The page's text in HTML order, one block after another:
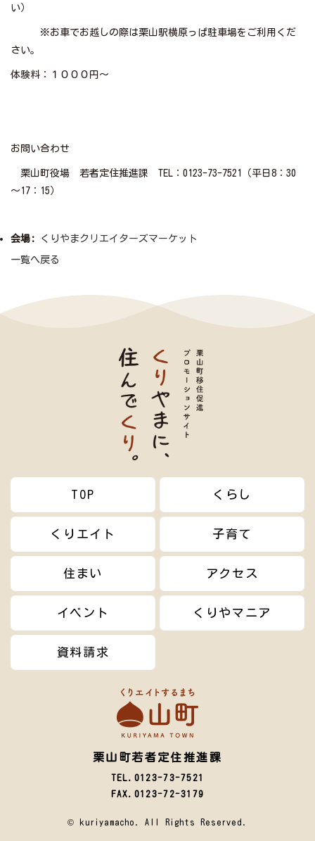
い）
※お車でお越しの際は栗山駅横原っぱ駐車場をご利用くだ
さい。
体験料：１０００円～
お問い合わせ
栗山町役場 若者定住推進課 TEL：0123-73-7521（平日8：30
～17：15）
会場: くりやまクリエイターズマーケット
一覧へ戻る
TOP くらし
くりエイト 子育て
住まい アクセス
イベント くりやマニア
資料請求
栗山町若者定住推進課
TEL.0123-73-7521
FAX.0123-72-3179
© kuriyamacho. All Rights Reserved.